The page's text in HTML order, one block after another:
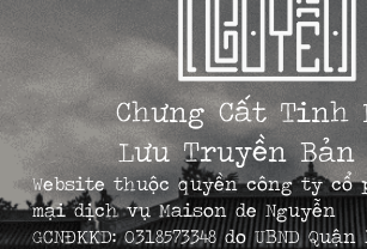
Chưng Cất Tinh
Lưu Truyền Bản
Website thuộc quyền công ty cổ
mại dịch vụ Maison de Nguyễn
GCNĐKKD: 0318573348 do UBND